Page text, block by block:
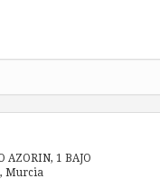
AZORIN, 1 BAJO
, Murcia